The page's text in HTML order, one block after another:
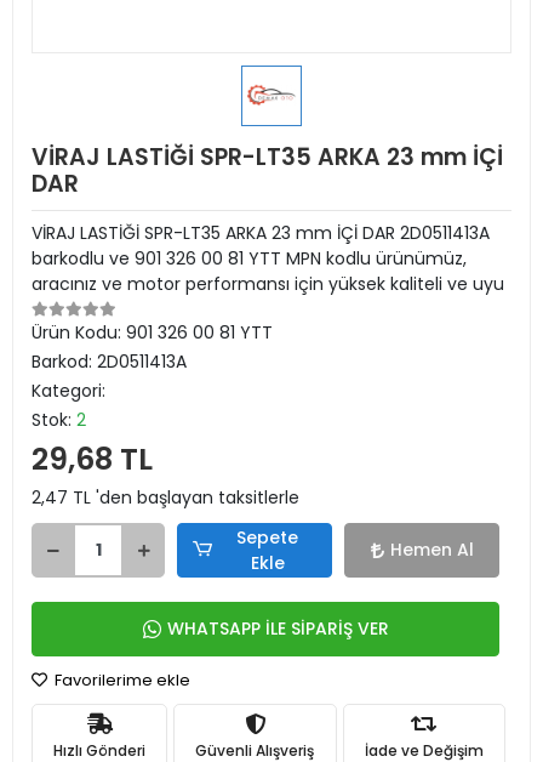
VİRAJ LASTİĞİ SPR-LT35 ARKA 23 mm İÇİ
DAR
VİRAJ LASTİĞİ SPR-LT35 ARKA 23 mm İÇİ DAR 2D0511413A
barkodlu ve 901 326 00 81 YTT MPN kodlu ürünümüz,
aracınız ve motor performansı için yüksek kaliteli ve uyu
Ürün Kodu: 901 326 00 81 YTT
Barkod: 2D0511413A
Kategori:
Stok: 2
29,68 TL
2,47 TL 'den başlayan taksitlerle
Sepete
Ekle
Hemen Al
WHATSAPP İLE SİPARİŞ VER
Favorilerime ekle
Hızlı Gönderi Güvenli Alışveriş İade ve Değişim